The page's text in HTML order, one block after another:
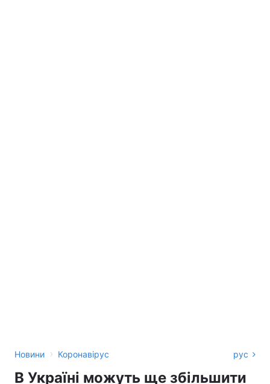
Новини › Коронавірус рус
В Україні можуть ще збільшити